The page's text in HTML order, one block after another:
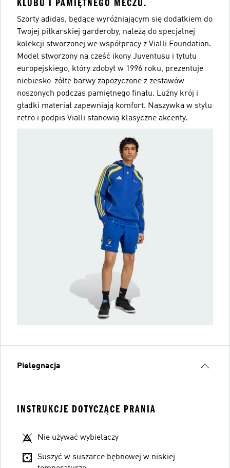
KLUBU I PAMIĘTNEGO MECZU.
Szorty adidas, będące wyróżniającym się dodatkiem do
Twojej piłkarskiej garderoby, należą do specjalnej
kolekcji stworzonej we współpracy z Vialli Foundation.
Model stworzony na cześć ikony Juventusu i tytułu
europejskiego, który zdobył w 1996 roku, prezentuje
niebiesko-żółte barwy zapożyczone z zestawów
noszonych podczas pamiętnego finału. Luźny krój i
gładki materiał zapewniają komfort. Naszywka w stylu
retro i podpis Vialli stanowią klasyczne akcenty.
Pielęgnacja
INSTRUKCJE DOTYCZĄCE PRANIA
Nie używać wybielaczy
Suszyć w suszarce bębnowej w niskiej